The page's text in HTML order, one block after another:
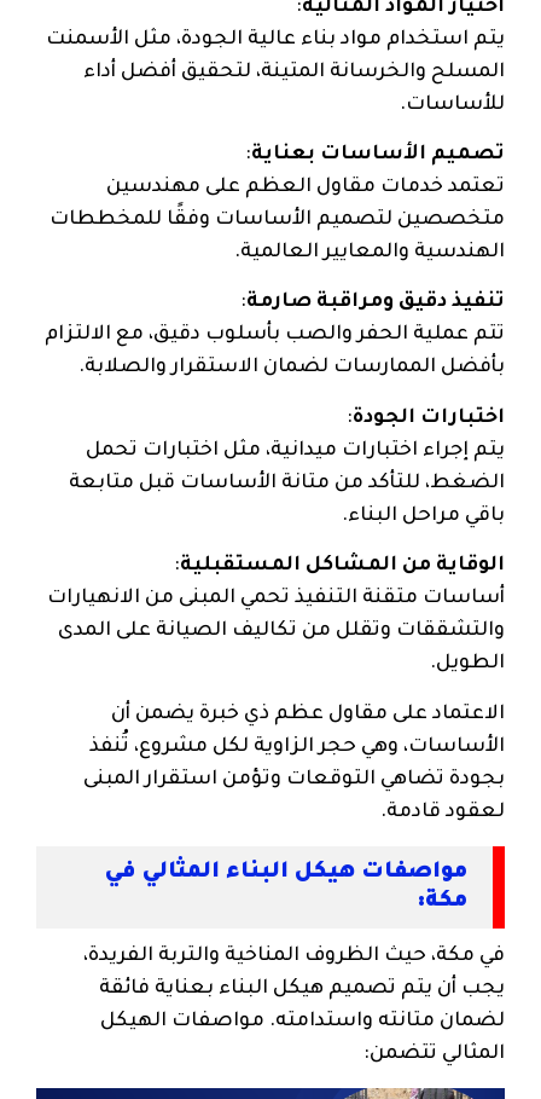
اختيار المواد المثالية:
يتم استخدام مواد بناء عالية الجودة، مثل الأسمنت
المسلح والخرسانة المتينة، لتحقيق أفضل أداء
للأساسات.
تصميم الأساسات بعناية:
تعتمد خدمات مقاول العظم على مهندسين
متخصصين لتصميم الأساسات وفقًا للمخططات
الهندسية والمعايير العالمية.
تنفيذ دقيق ومراقبة صارمة:
تتم عملية الحفر والصب بأسلوب دقيق، مع الالتزام
بأفضل الممارسات لضمان الاستقرار والصلابة.
اختبارات الجودة:
يتم إجراء اختبارات ميدانية، مثل اختبارات تحمل
الضغط، للتأكد من متانة الأساسات قبل متابعة
باقي مراحل البناء.
الوقاية من المشاكل المستقبلية:
أساسات متقنة التنفيذ تحمي المبنى من الانهيارات
والتشققات وتقلل من تكاليف الصيانة على المدى
الطويل.
الاعتماد على مقاول عظم ذي خبرة يضمن أن
الأساسات، وهي حجر الزاوية لكل مشروع، تُنفذ
بجودة تضاهي التوقعات وتؤمن استقرار المبنى
لعقود قادمة.
مواصفات هيكل البناء المثالي في
مكة:
في مكة، حيث الظروف المناخية والتربة الفريدة،
يجب أن يتم تصميم هيكل البناء بعناية فائقة
لضمان متانته واستدامته. مواصفات الهيكل
المثالي تتضمن: